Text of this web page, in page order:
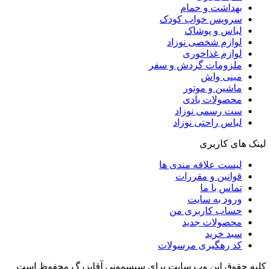
بهداشت و حمام
سرویس خواب کودک
لباس و پوشاک
لوازم شخصی نوزاد
لوازم غذاخوری
ملزومات گردش و سفر
مینی واش
ماشین و موتور
محصولات بادی
ست رسمی نوزاد
لباس راحتی نوزاد
لینک های کاربری
لیست علاقه مندی ها
قوانین و مقررات
تماس با ما
ورود به سایت
حساب کاربری من
محصولات جدید
سبد خرید
کد رهگیری مرسولات
کلیه حقوق این وب سایت برای سیسمونی آقابزرگ محفوظ است